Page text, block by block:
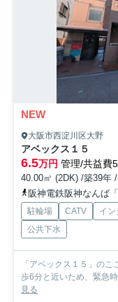
NEW
大阪市西淀川区大野
アベックス１５
6.5万円 管理/共益費
40.00㎡ (2DK) /築39年
阪神電鉄阪神なんば
駐輪場 CATV イ
公共下水
「アベックス１５」の
歩6分と近いため、緊急
見る